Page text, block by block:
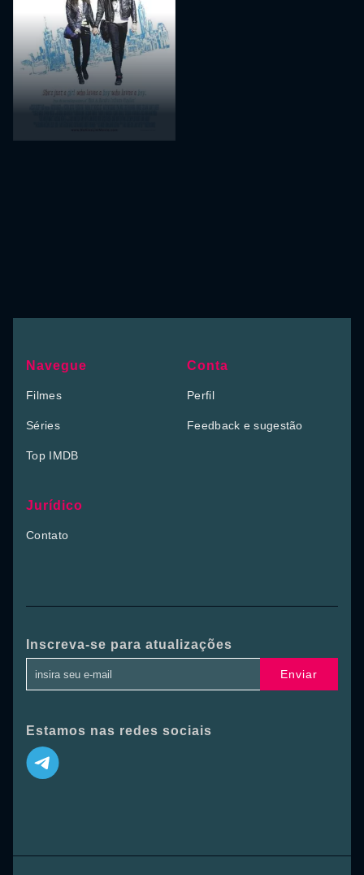
Navegue
Filmes
Séries
Top IMDB
Conta
Perfil
Feedback e sugestão
Jurídico
Contato
Inscreva-se para atualizações
Enviar
Estamos nas redes sociais